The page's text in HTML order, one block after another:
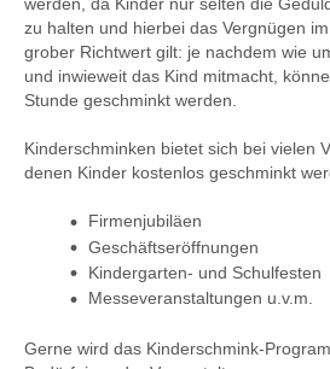
werden, da Kinder nur selten die
zu halten und hierbei das Vergnügen
grober Richtwert gilt: je nachdem wie
und inwieweit das Kind mitmacht,
Stunde geschminkt werden.
Kinderschminken bietet sich bei vielen
denen Kinder kostenlos geschminkt
Firmenjubiläen
Geschäftseröffnungen
Kindergarten- und Schulfesten
Messeveranstaltungen u.v.m.
Gerne wird das Kinderschmink-